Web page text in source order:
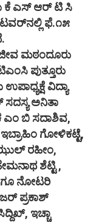
ಕೆ ಎಸ್ ಆರ್ ಟಿ ಸಿ
ಫೆ.೧೫
ಮಠಂದೂರು
ಪುತ್ತೂರು
ವಿದ್ಯಾ
ಅನಿತಾ
ಬಿ ಸದಾಶಿವ,
ಗೋಳಿಕಟ್ಟೆ,
ರಹೀಂ,
ಶೆಟ್ಟಿ ,
ನೋಟರಿ
ಪ್ರಕಾಶ್
ಇಚ್ಚಾ